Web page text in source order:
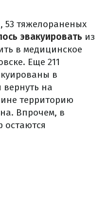
53 тяжелораненых
эвакуировать из
в медицинское
Еще 211
в
на
территорию
Впрочем, в
остаются